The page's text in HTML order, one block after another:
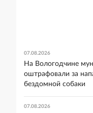
07.08.2026
На Вологодчине
оштрафовали за
бездомной собаки
07.08.2026